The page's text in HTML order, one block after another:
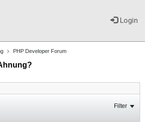
Login
PHP Developer Forum
Filter